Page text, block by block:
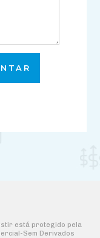
está protegido pela
Sem Derivados